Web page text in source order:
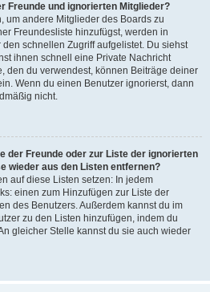
Freunde und ignorierten Mitglieder?
um andere Mitglieder des Boards zu
Freundesliste hinzufügst, werden in
schnellen Zugriff aufgelistet. Du siehst
ihnen schnell eine Private Nachricht
den du verwendest, können Beiträge deiner
Wenn du einen Benutzer ignorierst, dann
nicht.
der Freunde oder zur Liste der ignorierten
wieder aus den Listen entfernen?
auf diese Listen setzen: In jedem
einen zum Hinzufügen zur Liste der
des Benutzers. Außerdem kannst du im
zu den Listen hinzufügen, indem du
gleicher Stelle kannst du sie auch wieder